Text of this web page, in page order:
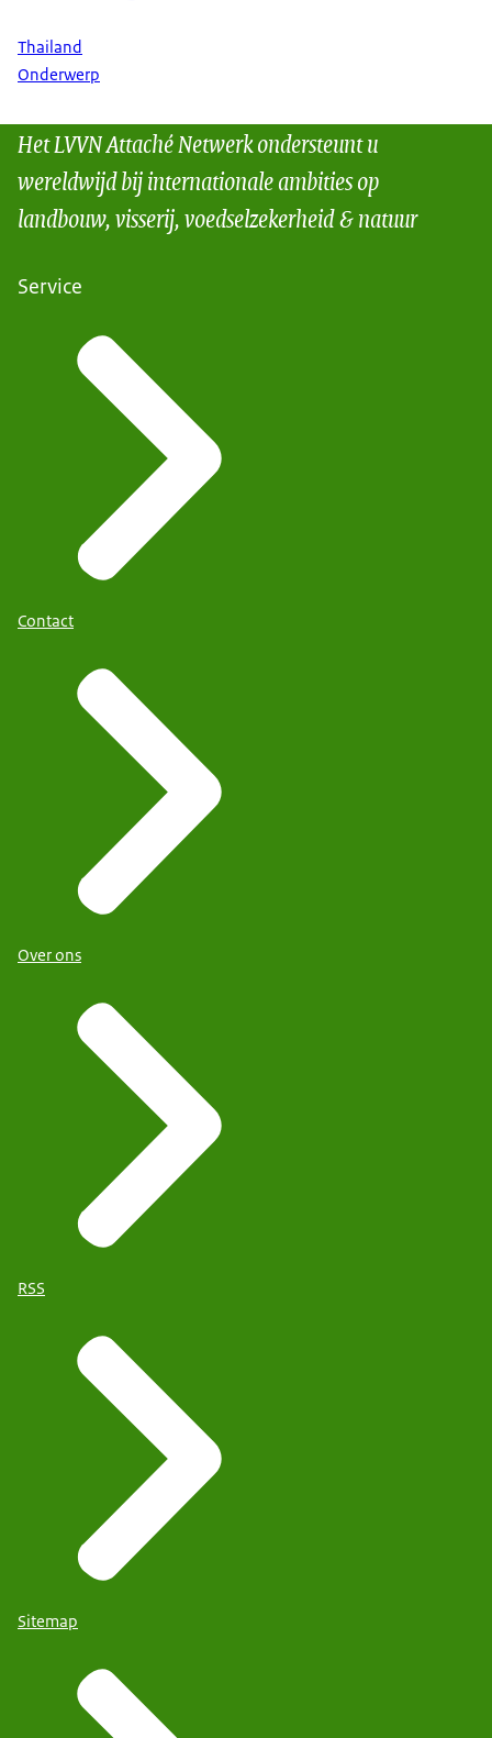
Thailand
Onderwerp
Het LVVN Attaché Netwerk ondersteunt u
wereldwijd bij internationale ambities op
landbouw, visserij, voedselzekerheid & natuur
Service
Contact
Over ons
RSS
Sitemap